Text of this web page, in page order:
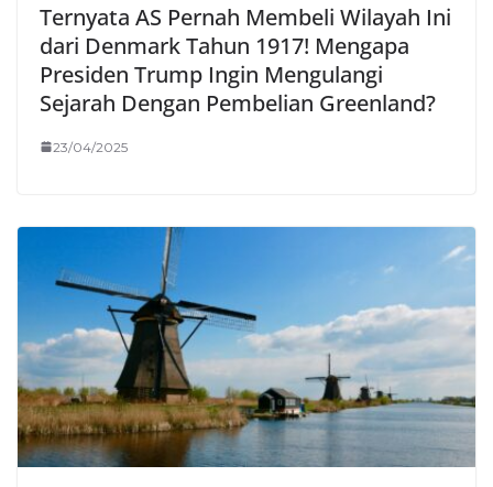
Ternyata AS Pernah Membeli Wilayah Ini
dari Denmark Tahun 1917! Mengapa
Presiden Trump Ingin Mengulangi
Sejarah Dengan Pembelian Greenland?
23/04/2025